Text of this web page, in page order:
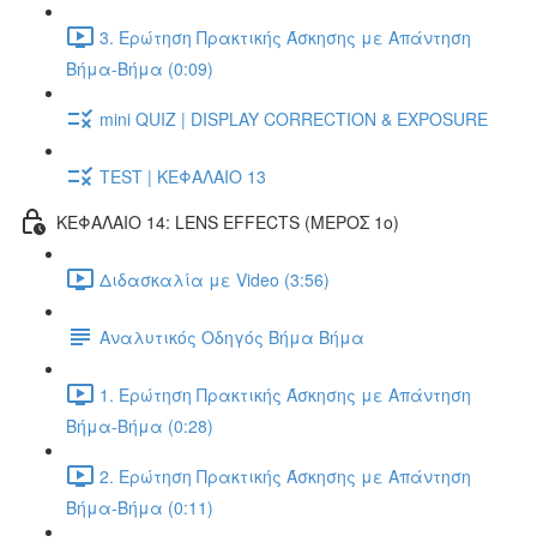
3. Ερώτηση Πρακτικής Άσκησης με Απάντηση
Βήμα-Βήμα (0:09)
mini QUIZ | DISPLAY CORRECTION & EXPOSURE
TEST | ΚΕΦΑΛΑΙΟ 13
ΚΕΦΑΛΑΙΟ 14: LENS EFFECTS (ΜΕΡΟΣ 1ο)
Διδασκαλία με Video (3:56)
Αναλυτικός Οδηγός Βήμα Βήμα
1. Ερώτηση Πρακτικής Άσκησης με Απάντηση
Βήμα-Βήμα (0:28)
2. Ερώτηση Πρακτικής Άσκησης με Απάντηση
Βήμα-Βήμα (0:11)